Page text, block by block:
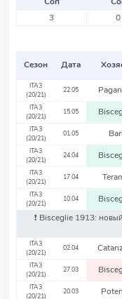
3
0
Сезон Дата
ITA3
(20/21)
22.05
ITA3
(20/21)
15.05
ITA3
(20/21)
01.05 Bari
ITA3
(20/21)
24.04
ITA3
(20/21)
17.04
ITA3
(20/21)
10.04
❗️ Bisceglie 1913:
ITA3
(20/21)
02.04
ITA3
(20/21)
27.03
ITA3
(20/21)
20.03